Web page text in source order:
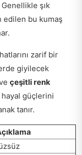
şık
bu kumaş
zarif bir
giyilecek
çeşitli renk
hayal güçlerini
tanır.